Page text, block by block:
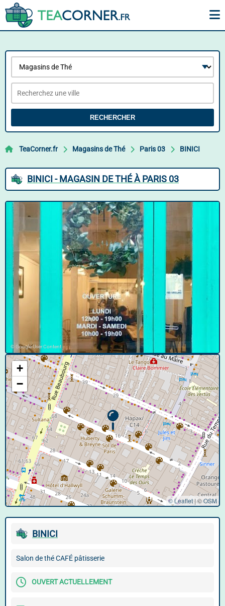
RECHERCHER
TeaCorner.fr Magasins de Thé Paris 03 BINICI
BINICI - MAGASIN DE THÉ À PARIS 03
© Google User Content
+
−
© Leaflet |©OSM
BINICI
Salon de thé CAFÉ pâtisserie
OUVERT ACTUELLEMENT